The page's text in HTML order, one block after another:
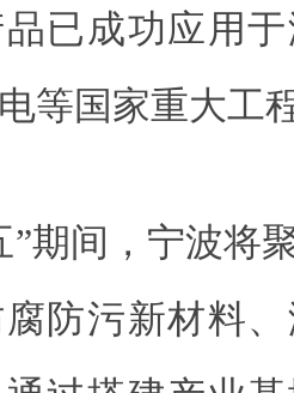
已成功应用
等国家重大工
间，宁波将
防污新材料